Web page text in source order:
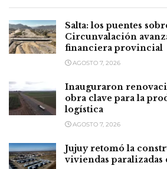
Salta: los puentes
Circunvalación
financiera provincial
AGOSTO 7, 2026
Inauguraron
obra clave para la
logística
AGOSTO 7, 2026
Jujuy retomó la
viviendas paralizadas